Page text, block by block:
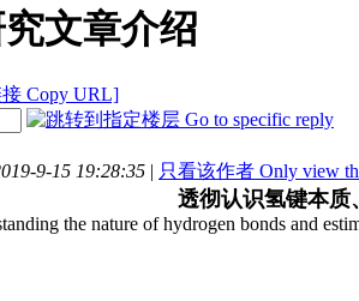
文章介绍
Copy URL]
9-15 19:28:35 | 只看该作者 Only view
透彻认识氢键本质
the nature of hydrogen bonds and